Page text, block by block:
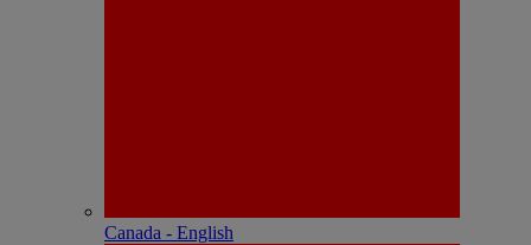
Canada - English